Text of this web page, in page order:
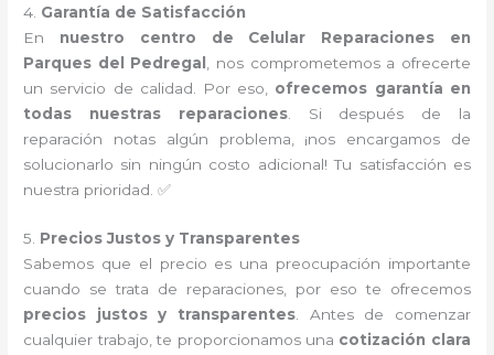
4. Garantía de Satisfacción
En nuestro centro de Celular Reparaciones en
Parques del Pedregal , nos comprometemos a ofrecerte
un servicio de calidad. Por eso, ofrecemos garantía en
todas nuestras reparaciones. Si después de la
reparación notas algún problema, ¡nos encargamos de
solucionarlo sin ningún costo adicional! Tu satisfacción es
nuestra prioridad. ✅
5. Precios Justos y Transparentes
Sabemos que el precio es una preocupación importante
cuando se trata de reparaciones, por eso te ofrecemos
precios justos y transparentes. Antes de comenzar
cualquier trabajo, te proporcionamos una cotización clara